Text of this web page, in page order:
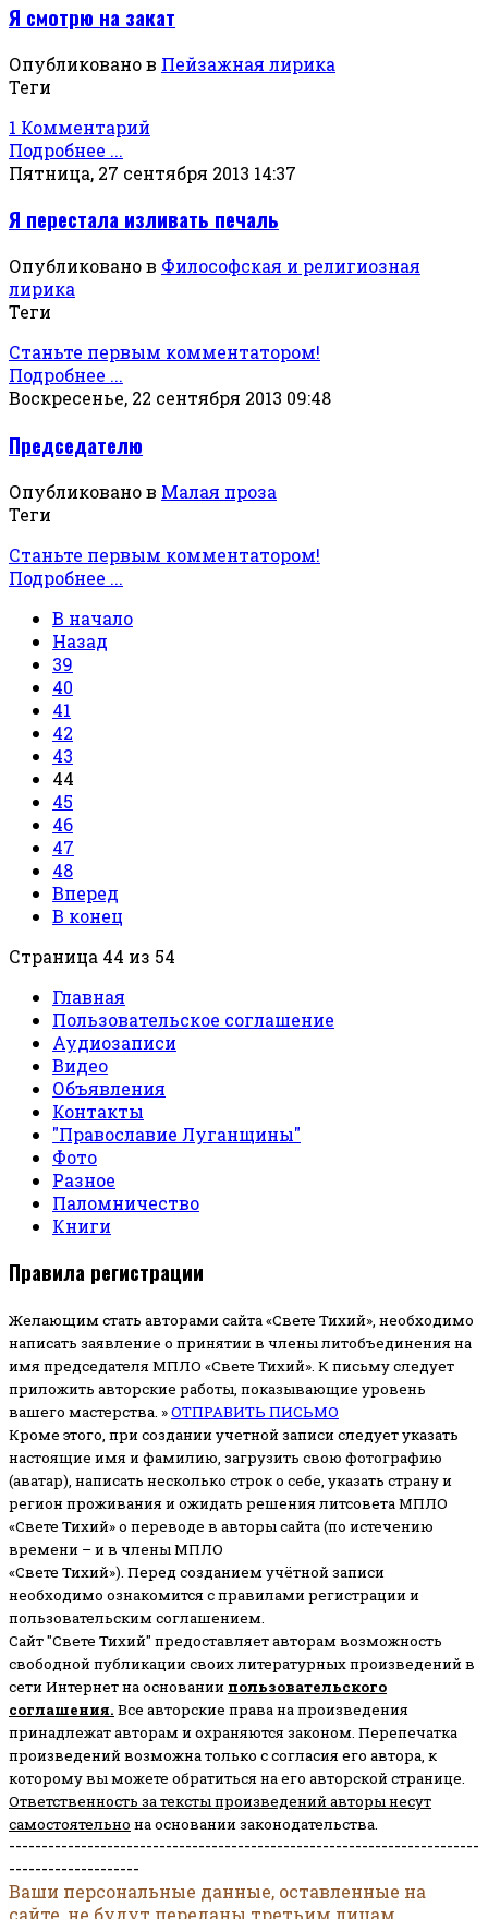
Я смотрю на закат
Опубликовано в Пейзажная лирика
Теги
1 Комментарий
Подробнее ...
Пятница, 27 сентября 2013 14:37
Я перестала изливать печаль
Опубликовано в Философская и религиозная
лирика
Теги
Станьте первым комментатором!
Подробнее ...
Воскресенье, 22 сентября 2013 09:48
Председателю
Опубликовано в Малая проза
Теги
Станьте первым комментатором!
Подробнее ...
В начало
Назад
39
40
41
42
43
44
45
46
47
48
Вперед
В конец
Страница 44 из 54
Главная
Пользовательское соглашение
Аудиозаписи
Видео
Объявления
Контакты
"Православие Луганщины"
Фото
Разное
Паломничество
Книги
Правила регистрации
Желающим стать авторами сайта «Свете Тихий», необходимо
написать заявление о принятии в члены литобъединения на
имя председателя МПЛО «Свете Тихий». К письму следует
приложить авторские работы, показывающие уровень
вашего мастерства. »ОТПРАВИТЬ ПИСЬМО
Кроме этого, при создании учетной записи следует указать
настоящие имя и фамилию, загрузить свою фотографию
(аватар), написать несколько строк о себе, указать страну и
регион проживания и ожидать решения литсовета МПЛО
«Свете Тихий» о переводе в авторы сайта (по истечению
времени – и в члены МПЛО
«Свете Тихий»). Перед созданием учётной записи
необходимо ознакомится с правилами регистрации и
пользовательским соглашением.
Сайт "Свете Тихий" предоставляет авторам возможность
свободной публикации своих литературных произведений в
сети Интернет на основании пользовательского
соглашения. Все авторские права на произведения
принадлежат авторам и охраняются законом. Перепечатка
произведений возможна только с согласия его автора, к
которому вы можете обратиться на его авторской странице.
Ответственность за тексты произведений авторы несут
самостоятельно на основании законодательства.
------------------------------------------------------------------------
--------------------
Ваши персональные данные, оставленные на
сайте, не будут переданы третьим лицам.